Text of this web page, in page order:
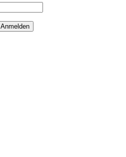
Anmelden